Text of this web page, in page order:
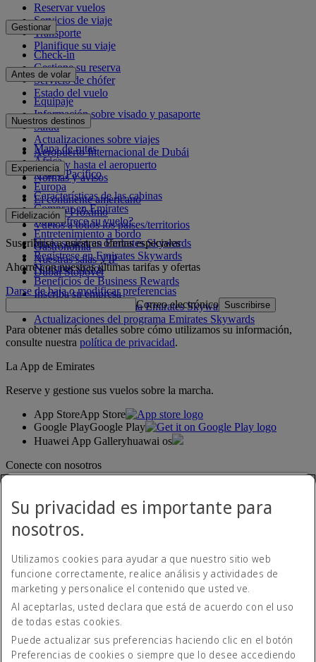
Reservar vuelos
Servicios de viaje
Transporte
Planifique su viaje
Gestionar
Check-in
Gestione su reserva
Servicio de chófer
Estado del vuelo
Antes de volar
Equipaje
Información sobre visado y pasaporte
Salud
Actualizaciones sobre viajes
Aeropuerto Internacional de Dubái
Desde y hasta el aeropuerto
Normas y avisos
Nuestros destinos
Mapa de rutas
África
Asia y Pacífico
Europa
El continente americano
Oriente Próximo
Vuelos a todos los países/territorios
Experiencia
Características de las cabinas
Comprar en Emirates
¿Qué ofrece su vuelo?
Entretenimiento a bordo
Gastronomía
Nuestras salas VIP
Dubai Stopover
Fidelización
Inicie sesión en Emirates Skywards
Regístrese en Emirates Skywards
Nuestros socios
Beneficios de Business Rewards
Inscriba su empresa
Normativa del programa Emirates Skywards
Actualizaciones del programa Emirates Skywards
Suscribirse a nuestras ofertas especiales
Ahorre con nuestras últimas tarifas y ofertas
Darse de baja o modificar preferencias
Correo electrónico Suscribirse
Para obtener más detalles sobre cómo utilizamos su información,
consulte nuestra política de privacidad.
La App de Emirates
Reserve y gestione sus vuelos sobre la marcha.
App StoreApp Store
Google PlayGoogle Play
Huawei App Galleryhuawai os
Conecte con nosotros
Declaración de accesibilidad
Contacte con nosotros
Política de privacidad
Condiciones generales
Su privacidad es importante para
nosotros.
Utilizamos cookies para ayudar a que nuestro sitio web
funcione correctamente, realice análisis y actividades de
marketing y personalice el contenido que usted ve.
Al aceptarlas, usted declara que está de acuerdo con el uso
de todas estas cookies.
Puede actualizar sus preferencias haciendo clic en el botón
Preferencias de cookies o siempre que lo desee accediendo